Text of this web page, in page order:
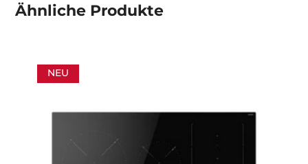
Ähnliche Produkte
NEU